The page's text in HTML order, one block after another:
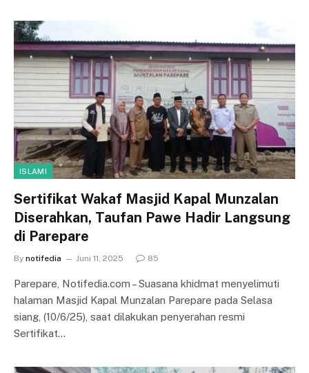
ISLAMI
Sertifikat Wakaf Masjid Kapal Munzalan
Diserahkan, Taufan Pawe Hadir Langsung
di Parepare
By notifedia Juni 11, 2025 85
Parepare, Notifedia.com – Suasana khidmat menyelimuti
halaman Masjid Kapal Munzalan Parepare pada Selasa
siang, (10/6/25), saat dilakukan penyerahan resmi
Sertifikat…